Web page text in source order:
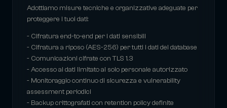
Adottiamo misure tecniche e organizzative adeguate per
proteggere i tuoi dati:
- Cifratura end-to-end per i dati sensibili
- Cifratura a riposo (AES-256) per tutti i dati del database
- Comunicazioni cifrate con TLS 1.3
- Accesso ai dati limitato al solo personale autorizzato
- Monitoraggio continuo di sicurezza e vulnerability
assessment periodici
- Backup crittografati con retention policy definite